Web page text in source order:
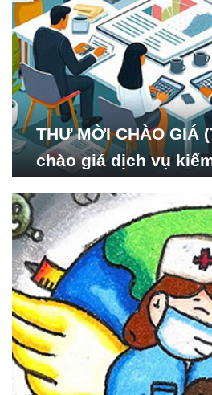
THƯ MỜI CHÀO GIÁ
chào giá dịch vụ
Nghiên cứu Phát
hội_ISDS)